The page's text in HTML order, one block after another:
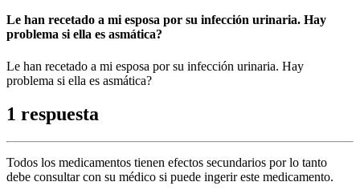
Le han recetado a mi esposa por su infección urinaria. Hay
problema si ella es asmática?
Le han recetado a mi esposa por su infección urinaria. Hay
problema si ella es asmática?
1 respuesta
Todos los medicamentos tienen efectos secundarios por lo tanto
debe consultar con su médico si puede ingerir este medicamento.